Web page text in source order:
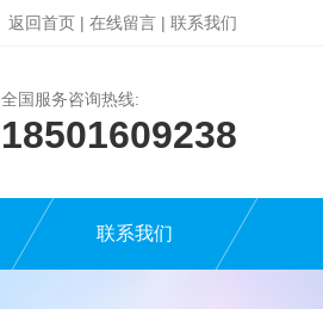
返回首页 | 在线留言 | 联系我们
全国服务咨询热线:
18501609238
联系我们